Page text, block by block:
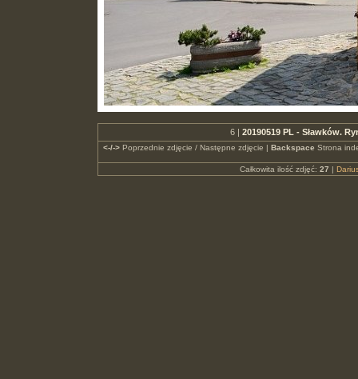
6 | 20190519 PL - Sławków.
<-/->Poprzednie zdjęcie / Następne zdjęcie | Backspace Strona
Całkowita ilość zdjęć: 27 |